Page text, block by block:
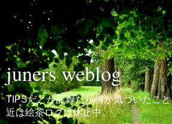
juners weblog
TIPSだとか記録だか何か気づいたこ
近は絵茶ログは休止中。